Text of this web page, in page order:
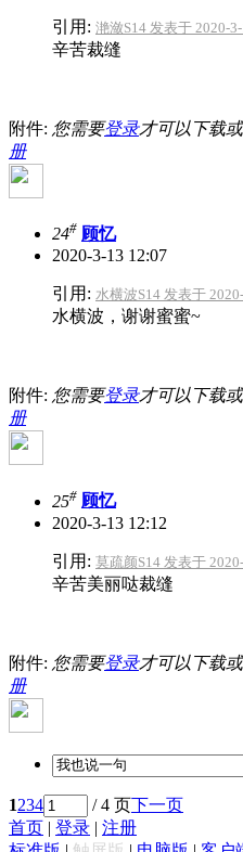
引用: 滟潋S14 发表于 2020-
辛苦裁缝
附件: 您需要登录才可以下载
册
24# 顾忆
2020-3-13 12:07
引用: 水横波S14 发表于
水横波，谢谢蜜蜜~
附件: 您需要登录才可以下载
册
25# 顾忆
2020-3-13 12:12
引用: 莫疏颜S14 发表于
辛苦美丽哒裁缝
附件: 您需要登录才可以下载
册
1234 / 4 页下一页
首页 | 登录 | 注册